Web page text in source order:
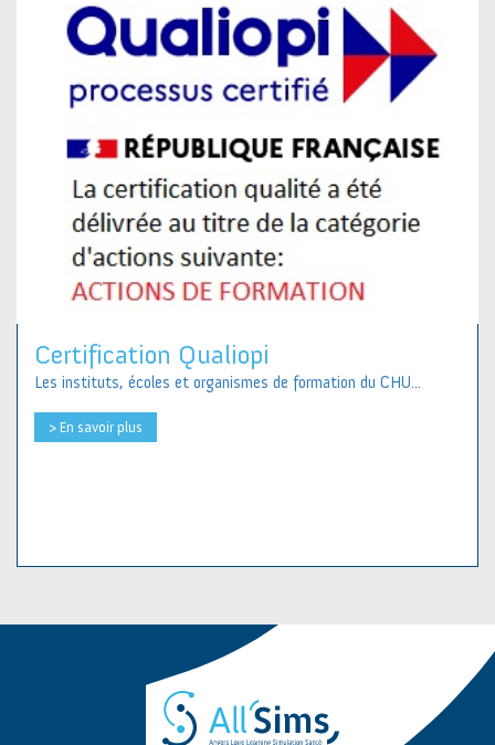
Certification Qualiopi
Les instituts, écoles et organismes de formation du CHU...
> En savoir plus